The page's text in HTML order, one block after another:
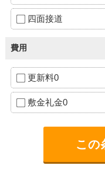
四面接道
費用
更新料0
敷金礼金0